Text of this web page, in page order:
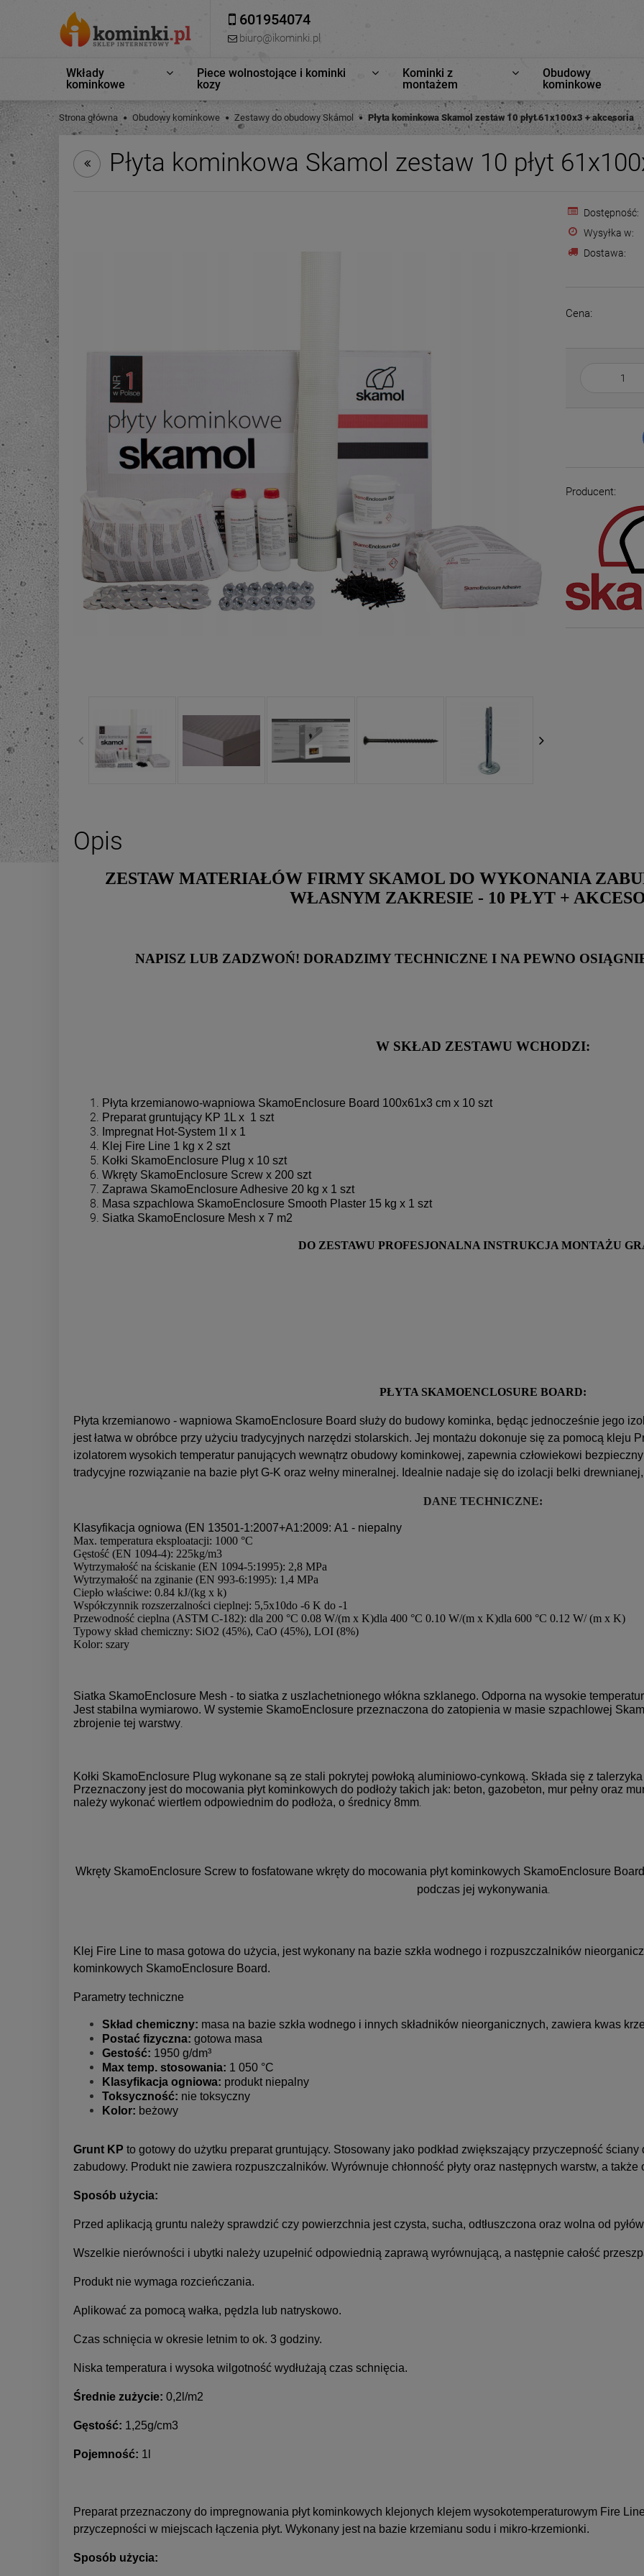
601954074
biuro@ikominki.pl
Wkłady
kominkowe
Piece wolnostojące i kominki
kozy
Kominki z
montażem
Obudowy
kominkowe
Strona główna Obudowy kominkowe Zestawy do obudowy Skamol Płyta kominkowa Skamol zestaw 10 płyt 61x100x3 + akcesoria
Płyta kominkowa Skamol zestaw 10 płyt
Dostępność:
Wysyłka w:
Dostawa:
Cena:
Producent:
Opis
ZESTAW MATERIAŁÓW FIRMY SKAMOL DO WYKONANIA
WŁASNYM ZAKRESIE - 10 PŁYT +
NAPISZ LUB ZADZWOŃ! DORADZIMY TECHNICZNE I NA PEWNO
W SKŁAD ZESTAWU WCHODZI:
Płyta krzemianowo-wapniowa SkamoEnclosure Board 100x61x3 cm x 10 szt
Preparat gruntujący KP 1L x 1 szt
Impregnat Hot-System 1l x 1
Klej Fire Line 1 kg x 2 szt
Kołki SkamoEnclosure Plug x 10 szt
Wkręty SkamoEnclosure Screw x 200 szt
Zaprawa SkamoEnclosure Adhesive 20 kg x 1 szt
Masa szpachlowa SkamoEnclosure Smooth Plaster 15 kg x 1 szt
Siatka SkamoEnclosure Mesh x 7 m2
DO ZESTAWU PROFESJONALNA INSTRUKCJA MONTAŻU
PŁYTA SKAMOENCLOSURE BOARD:
Płyta krzemianowo - wapniowa SkamoEnclosure Board służy do budowy kominka, będąc jednocześnie jego
jest łatwa w obróbce przy użyciu tradycyjnych narzędzi stolarskich. Jej montażu dokonuje się za pomocą kleju
izolatorem wysokich temperatur panujących wewnątrz obudowy kominkowej, zapewnia człowiekowi
tradycyjne rozwiązanie na bazie płyt G-K oraz wełny mineralnej. Idealnie nadaje się do izolacji belki
DANE TECHNICZNE:
Klasyfikacja ogniowa (EN 13501-1:2007+A1:2009: A1 - niepalny
Max. temperatura eksploatacji: 1000 °C
Gęstość (EN 1094-4): 225kg/m3
Wytrzymałość na ściskanie (EN 1094-5:1995): 2,8 MPa
Wytrzymałość na zginanie (EN 993-6:1995): 1,4 MPa
Ciepło właściwe: 0.84 kJ/(kg x k)
Współczynnik rozszerzalności cieplnej: 5,5x10do -6 K do -1
Przewodność cieplna (ASTM C-182): dla 200 °C 0.08 W/(m x K)dla 400 °C 0.10 W/(m x K)dla 600 °C 0.12 W/ (m x K)
Typowy skład chemiczny: SiO2 (45%), CaO (45%), LOI (8%)
Kolor: szary
Siatka SkamoEnclosure Mesh - to siatka z uszlachetnionego włókna szklanego. Odporna na wysokie
Jest stabilna wymiarowo. W systemie SkamoEnclosure przeznaczona do zatopienia w masie szpachlowej
zbrojenie tej warstwy.
Kołki SkamoEnclosure Plug wykonane są ze stali pokrytej powłoką aluminiowo-cynkową. Składa się z
Przeznaczony jest do mocowania płyt kominkowych do podłoży takich jak: beton, gazobeton, mur pełny oraz
należy wykonać wiertłem odpowiednim do podłoża, o średnicy 8mm.
Wkręty SkamoEnclosure Screw to fosfatowane wkręty do mocowania płyt kominkowych SkamoEnclosure
podczas jej wykonywania.
Klej Fire Line to masa gotowa do użycia, jest wykonany na bazie szkła wodnego i rozpuszczalników
kominkowych SkamoEnclosure Board.
Parametry techniczne
Skład chemiczny: masa na bazie szkła wodnego i innych składników nieorganicznych, zawiera kwas
Postać fizyczna: gotowa masa
Gestość: 1950 g/dm³
Max temp. stosowania: 1 050 °C
Klasyfikacja ogniowa: produkt niepalny
Toksyczność: nie toksyczny
Kolor: beżowy
Grunt KP to gotowy do użytku preparat gruntujący. Stosowany jako podkład zwiększający przyczepność
zabudowy. Produkt nie zawiera rozpuszczalników. Wyrównuje chłonność płyty oraz następnych warstw, a
Sposób użycia:
Przed aplikacją gruntu należy sprawdzić czy powierzchnia jest czysta, sucha, odtłuszczona oraz wolna od
Wszelkie nierówności i ubytki należy uzupełnić odpowiednią zaprawą wyrównującą, a następnie całość
Produkt nie wymaga rozcieńczania.
Aplikować za pomocą wałka, pędzla lub natryskowo.
Czas schnięcia w okresie letnim to ok. 3 godziny.
Niska temperatura i wysoka wilgotność wydłużają czas schnięcia.
Średnie zużycie: 0,2l/m2
Gęstość: 1,25g/cm3
Pojemność: 1l
Preparat przeznaczony do impregnowania płyt kominkowych klejonych klejem wysokotemperaturowym Fire
przyczepności w miejscach łączenia płyt. Wykonany jest na bazie krzemianu sodu i mikro-krzemionki.
Sposób użycia: